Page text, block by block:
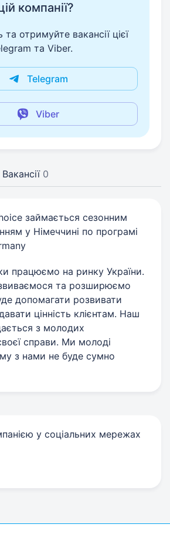
компанії?
та отримуйте вакансії цієї
та Viber.
Telegram
Viber
Вакансії 0
займається сезонним
у Німеччині по програмі
працюємо на ринку України.
та розширюємо
допомагати розвивати
цінність клієнтам. Наш
з молодих
справи. Ми молоді
з нами не буде сумно
у соціальних мережах
link
share link